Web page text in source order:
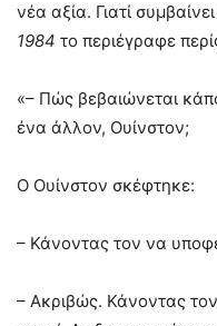
νέα αξία. Γιατί
1984 το περιέγραφε
«– Πώς βεβαιώνεται
ένα άλλον, Ουίνστον;
Ο Ουίνστον σκέφτηκε:
– Κάνοντας τον να
– Ακριβώς. Κάνοντας